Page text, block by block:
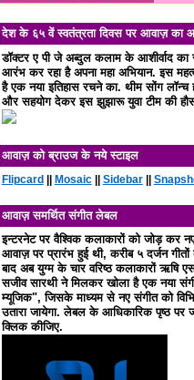
देश के ६५ वें स्वतंत्रता दिवस पर आवाज़ का
डॉक्टर ए पी जे अब्दुल कलाम के आशीर्वाद
आरंभ कर रहा है अपना महा अभियान. इस
है एक नया इतिहास रचने का. थीम सोंग
और सहयोग देकर इस झुझारू युवा टीम की
आवाज़ को ब्राउज के नये स्टाइल
Flipcard Mosaic|| Sidebar||
आवाज़ समर्थित संगीत लेबल
इन्टरनेट पर वैश्विक कलाकारों को जोड़ कर
आवाज़ पर प्रारंभ हुई थी, करीब ५ दर्जन
बाद अब युग्म के चार वरिष्ठ कलाकारों ऋषि
सजीव सारथी ने मिलकर खोला है एक नया
म्यूजिक", जिसके माध्यम से नए संगीत को
उतारा जायेगा. लेबल के आधिकारिक पृष्ठ पर
क्लिक कीजिए.